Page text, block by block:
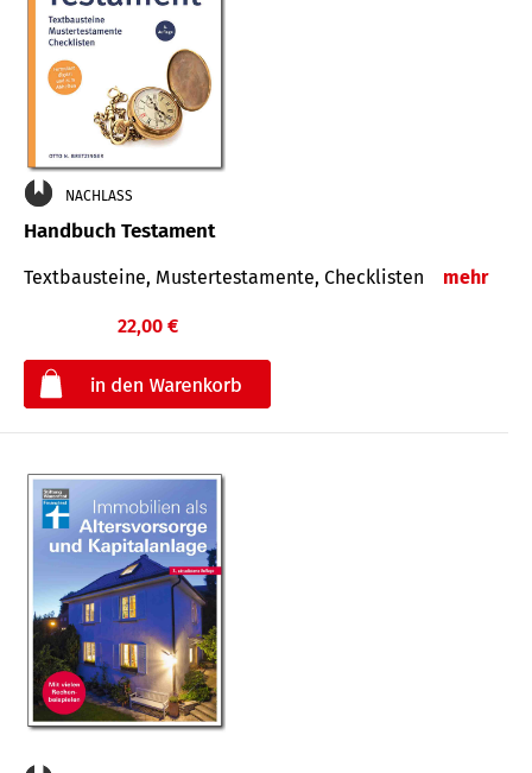
NACHLASS
Handbuch Testament
Textbausteine, Mustertestamente, Checklisten mehr
22,00 €